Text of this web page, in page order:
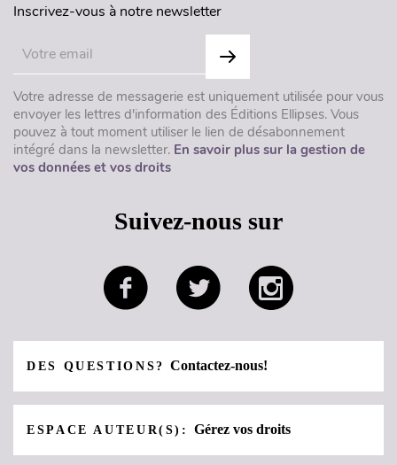
Inscrivez-vous à notre newsletter
Votre adresse de messagerie est uniquement utilisée pour vous
envoyer les lettres d'information des Éditions Ellipses. Vous
pouvez à tout moment utiliser le lien de désabonnement
intégré dans la newsletter. En savoir plus sur la gestion de
vos données et vos droits
Suivez-nous sur
DES QUESTIONS?Contactez-nous!
ESPACE AUTEUR(S):Gérez vos droits